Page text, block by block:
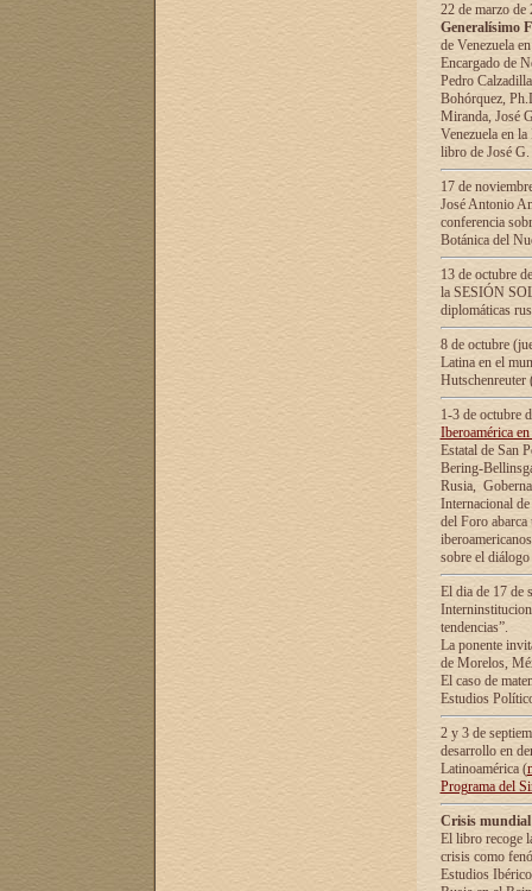
22 de marzo
Generalísimo
de Venezuela
Encargado de
Pedro
Bohórquez,
Miranda, José
Venezuela en
libro de José
17 de
José Antonio
conferencia
Botánica del
13 de octubre
la SESIÓN
diplomáticas
8 de octubre
Latina en el
1-3 de octubre
Iberoamérica
Estatal de San
Bering-
Rusia,
Internacional
del Foro
sobre el
El dia de 17 de
tendencias”.
La ponente
de Morelos,
El caso de
Estudios
2 y 3 de
desarrollo en
Latinoamérica (
Programa del
Crisis
El libro recoge
crisis como
Estudios